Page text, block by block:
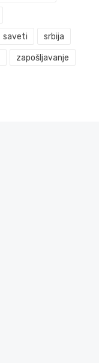
saveti srbija
zapošljavanje